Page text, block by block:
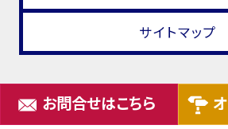
サイトマップ
お問合せはこちら